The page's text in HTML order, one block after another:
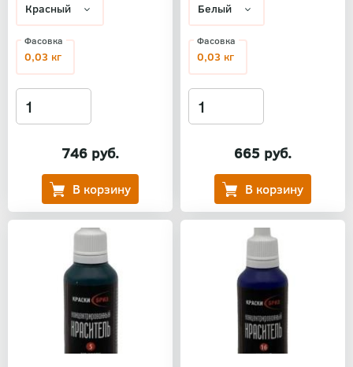
746 руб.
Фасовка
0,03 кг
665 руб.
Фасовка
0,03 кг